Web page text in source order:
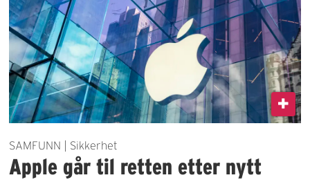
SAMFUNN | Sikkerhet
Apple går til retten etter nytt